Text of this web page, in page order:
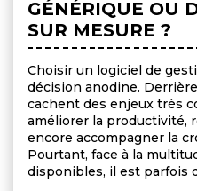
GÉNÉRIQUE OU
SUR MESURE ?
Choisir un logiciel de
décision anodine.
cachent des enjeux très
améliorer la productivité,
encore accompagner la
Pourtant, face à la
disponibles, il est parfois